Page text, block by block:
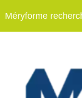
Méryforme